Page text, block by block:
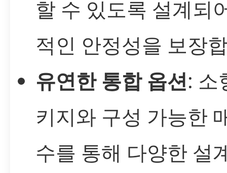
할 수 있도록 설계되
적인 안정성을 보장
유연한 통합 옵션: 소
키지와 구성 가능한
수를 통해 다양한 설